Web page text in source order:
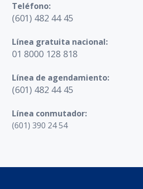
Teléfono:
(601) 482 44 45
Línea gratuita nacional:
01 8000 128 818
Línea de agendamiento:
(601) 482 44 45
Línea conmutador:
(601) 390 24 54